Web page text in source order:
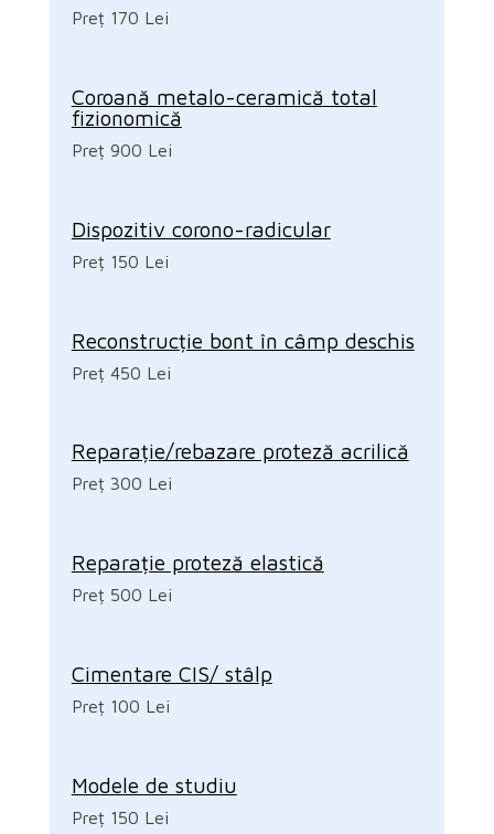
Preț 170 Lei
Coroană metalo-ceramică total
fizionomică
Preț 900 Lei
Dispozitiv corono-radicular
Preț 150 Lei
Reconstrucție bont în câmp deschis
Preț 450 Lei
Reparație/rebazare proteză acrilică
Preț 300 Lei
Reparație proteză elastică
Preț 500 Lei
Cimentare CIS/ stâlp
Preț 100 Lei
Modele de studiu
Preț 150 Lei